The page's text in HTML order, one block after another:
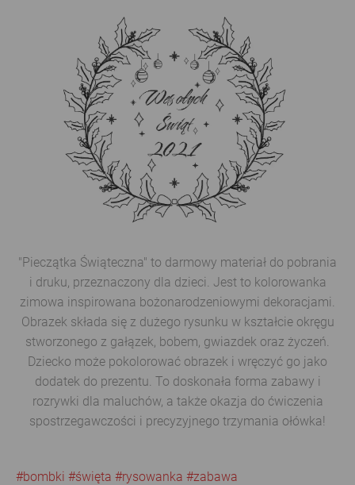
"Pieczątka Świąteczna" to darmowy materiał do pobrania
i druku, przeznaczony dla dzieci. Jest to kolorowanka
zimowa inspirowana bożonarodzeniowymi dekoracjami.
Obrazek składa się z dużego rysunku w kształcie okręgu
stworzonego z gałązek, bobem, gwiazdek oraz życzeń.
Dziecko może pokolorować obrazek i wręczyć go jako
dodatek do prezentu. To doskonała forma zabawy i
rozrywki dla maluchów, a także okazja do ćwiczenia
spostrzegawczości i precyzyjnego trzymania ołówka!
#bombki #święta #rysowanka #zabawa